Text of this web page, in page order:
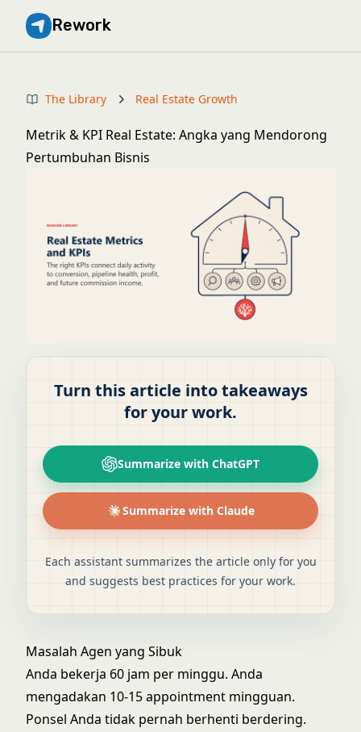
Rework
The Library Real Estate Growth
Metrik & KPI Real Estate: Angka yang Mendorong
Pertumbuhan Bisnis
Turn this article into takeaways
for your work.
Summarize with ChatGPT
Summarize with Claude
Each assistant summarizes the article only for you
and suggests best practices for your work.
Masalah Agen yang Sibuk
Anda bekerja 60 jam per minggu. Anda
mengadakan 10-15 appointment mingguan.
Ponsel Anda tidak pernah berhenti berdering.